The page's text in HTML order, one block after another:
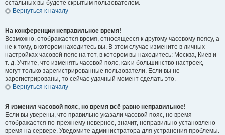
остальных вы будете скрытым пользователем.
Вернуться к началу
На конференции неправильное время!
Возможно, отображается время, относящееся к другому часовому поясу, а
не к тому, в котором находитесь вы. В этом случае измените в личных
настройках часовой пояс на тот, в котором вы находитесь: Москва, Киев и
т. д. Учтите, что изменять часовой пояс, как и большинство настроек,
могут только зарегистрированные пользователи. Если вы не
зарегистрированы, то сейчас удачный момент сделать это.
Вернуться к началу
Я изменил часовой пояс, но время всё равно неправильное!
Если вы уверены, что правильно указали часовой пояс, но время
отображается по-прежнему неверное, значит, неправильно установлено
время на сервере. Уведомите администратора для устранения проблемы.